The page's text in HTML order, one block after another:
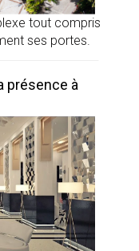
tout compris
ses portes.
présence à